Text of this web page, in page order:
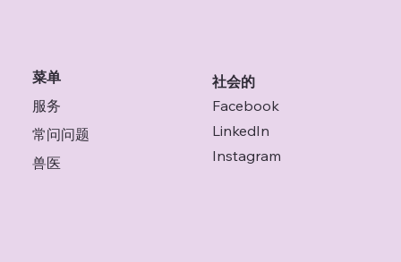
菜单
服务
常问问题
兽医
社会的
Facebook
LinkedIn
Instagram